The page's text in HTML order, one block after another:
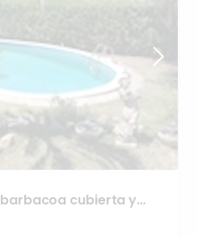
barbacoa cubierta y